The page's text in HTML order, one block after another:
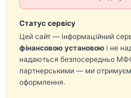
Статус сервісу
Цей сайт — інформаційний
фінансовою установою і не
надаються безпосередньо
партнерськими — ми
оформлення.